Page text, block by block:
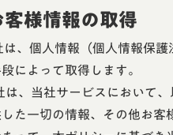
様情報の取得
、個人情報（個人情報保
によって取得します。
、当社サービスにおいて
た一切の情報、その他お